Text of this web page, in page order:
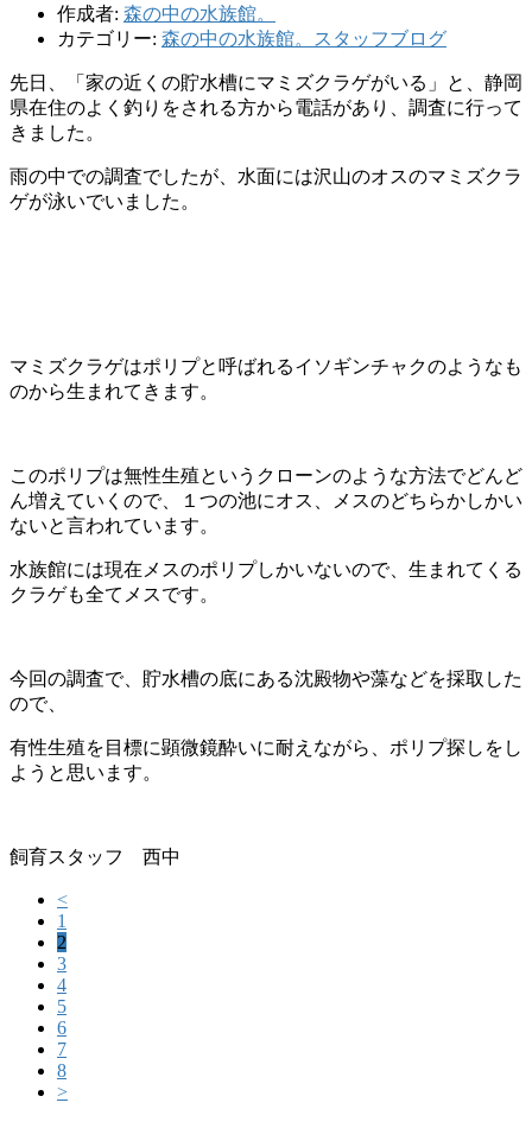
作成者: 森の中の水族館。
カテゴリー: 森の中の水族館。スタッフブログ
先日、「家の近くの貯水槽にマミズクラゲがいる」と、静岡
県在住のよく釣りをされる方から電話があり、調査に行って
きました。
雨の中での調査でしたが、水面には沢山のオスのマミズクラ
ゲが泳いでいました。
マミズクラゲはポリプと呼ばれるイソギンチャクのようなも
のから生まれてきます。
このポリプは無性生殖というクロ ーンのような方法でどんど
ん増えていくので、１つの池にオス、メ スのどちらかしかい
ないと言われています。
水族館には現在メスのポリプしかいないので、生まれてくる
クラゲも全てメスです。
今回の調査で、貯水槽の底にある沈殿物や藻などを採取した
ので、
有性生殖を目標に顕微鏡酔いに耐えながら、ポリプ探しをし
ようと 思います。
飼育スタッフ 西中
<
1
2
3
4
5
6
7
8
>